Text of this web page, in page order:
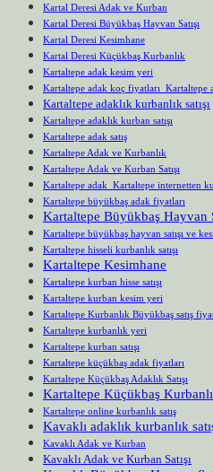
Kartal Deresi Adak ve Kurban
Kartal Deresi Büyükbaş Hayvan Satışı
Kartal Deresi Kesimhane
Kartal Deresi Küçükbaş Kurbanlık
Kartaltepe adak kesim yeri
Kartaltepe adak koç fiyatları Kartaltepe
Kartaltepe adaklık kurbanlık satışı
Kartaltepe adaklık kurban satışı
Kartaltepe adak satış
Kartaltepe Adak ve Kurbanlık
Kartaltepe Adak ve Kurban Satışı
Kartaltepe adak Kartaltepe internetten
Kartaltepe büyükbaş adak fiyatları
Kartaltepe Büyükbaş Hayvan
Kartaltepe büyükbaş hayvan satışı ve
Kartaltepe hisseli kurbanlık satışı
Kartaltepe Kesimhane
Kartaltepe kurban hisse satışı
Kartaltepe kurban kesim yeri
Kartaltepe Kurbanlık Büyükbaş satış
Kartaltepe kurbanlık yeri
Kartaltepe kurban satışı
Kartaltepe küçükbaş adak fiyatları
Kartaltepe Küçükbaş Adaklık Satışı
Kartaltepe Küçükbaş
Kartaltepe online kurbanlık satış
Kavaklı adaklık kurbanlık
Kavaklı Adak ve Kurban
Kavaklı Adak ve Kurban Satışı